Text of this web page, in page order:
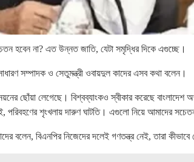
হবেন না? এত উন্নত জাতি, যেটা সমৃদ্ধির দিকে এগুচ্ছে।
সম্পাদক ও সেতুমন্ত্রী ওবায়দুল কাদের এসব কথা বলেন।
ছোঁয়া লেগেছে। বিশ্বব্যাংকও স্বীকার করেছে
শৃংখলায় দারুণ ঘাটতি। এগুলো নিয়ে আমাদের
বলেন, বিএনপির নিজেদের দলেই গণতন্ত্র নেই, তারা